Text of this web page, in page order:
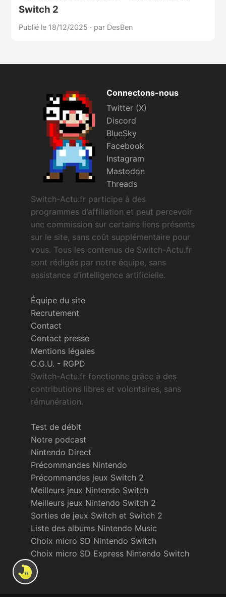
Switch 2
Publié le 18/12/2025 · par DesBen
Connectons-nous
Twitter (X)
Discord
BlueSky
Facebook
Instagram
Mastodon
Threads
Switch-Actu.fr participe à des
programmes d’affiliation et peut percevoir
une commission sur certains liens présents
sur le site, sans coût supplémentaire pour
vous. Tous les contenus de Switch-Actu.fr
sont rédigés par notre équipe, sans
assistance d’intelligence artificielle.
Équipe du site
Recrutement
Contact
Contact presse
Mentions légales
C.G.U. - RGPD
Switch-Actu.fr fonctionne grâce à des
contributions libres et volontaires, sans
rémunération.
Test de débit
Notre podcast
Nintendo Direct
Précommandes Nintendo
Précommandes jeux Switch 2
Meilleurs jeux Nintendo Switch
Meilleurs jeux Nintendo Switch 2
Sorties de jeux Switch et Switch 2
Liste des albums Nintendo Music
Choix micro SD Nintendo Switch
Choix micro SD Express Nintendo Switch
2